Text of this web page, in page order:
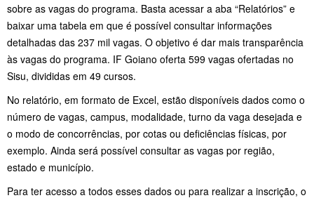
sobre as vagas do programa. Basta acessar a aba “Relatórios” e
baixar uma tabela em que é possível consultar informações
detalhadas das 237 mil vagas. O objetivo é dar mais transparência
às vagas do programa. IF Goiano oferta 599 vagas ofertadas no
Sisu, divididas em 49 cursos.
No relatório, em formato de Excel, estão disponíveis dados como o
número de vagas, campus, modalidade, turno da vaga desejada e
o modo de concorrências, por cotas ou deficiências físicas, por
exemplo. Ainda será possível consultar as vagas por região,
estado e município.
Para ter acesso a todos esses dados ou para realizar a inscrição, o